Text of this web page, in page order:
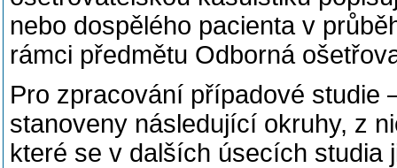
nebo dospělého pacienta v
rámci předmětu Odborná
Pro zpracování případové studie
stanoveny následující okruhy, z
které se v dalších úsecích studia